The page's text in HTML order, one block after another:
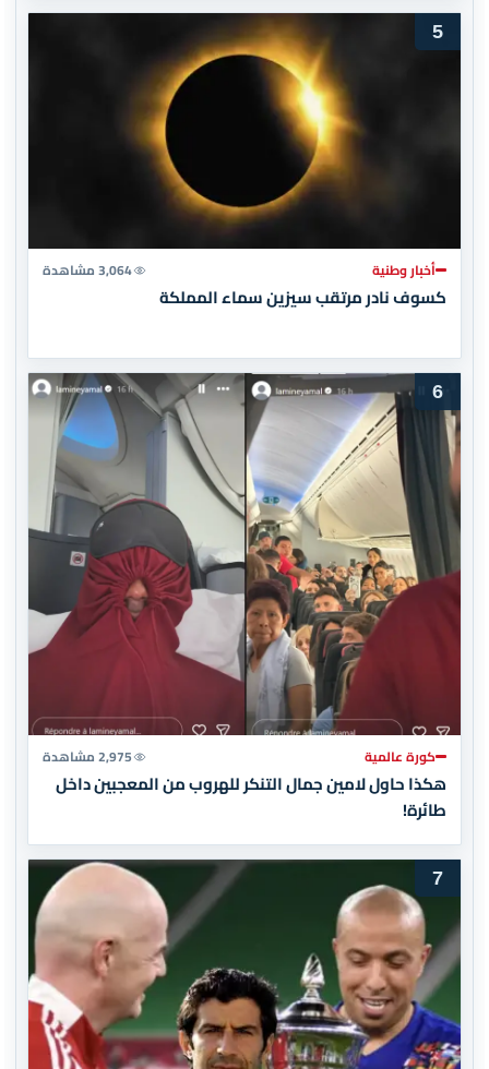
5
أخبار وطنية 3,064 مشاهدة
كسوف نادر مرتقب سيزين سماء المملكة
6
كورة عالمية 2,975 مشاهدة
هكذا حاول لامين جمال التنكر للهروب من المعجبين داخل
طائرة!
7